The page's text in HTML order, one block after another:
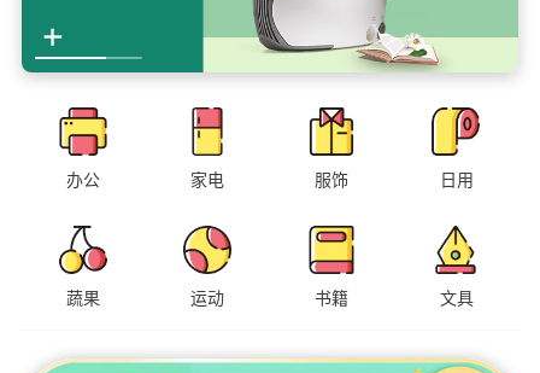
办公 家电 服饰 日用
蔬果 运动 书籍 文具